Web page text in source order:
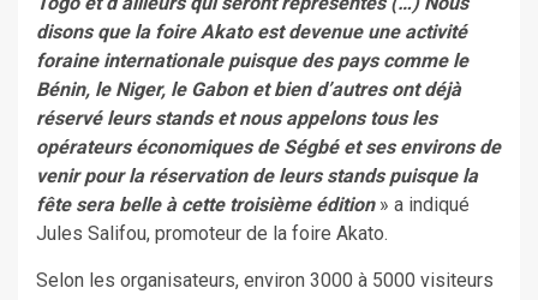
disons que la foire Akato est devenue une activité
foraine internationale puisque des pays comme le
Bénin, le Niger, le Gabon et bien d’autres ont déjà
réservé leurs stands et nous appelons tous les
opérateurs économiques de Ségbé et ses environs de
venir pour la réservation de leurs stands puisque la
fête sera belle à cette troisième édition» a indiqué
Jules Salifou, promoteur de la foire Akato.
Selon les organisateurs, environ 3000 à 5000 visiteurs